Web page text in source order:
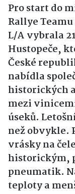
Pro start do
Rallye
L/A vybrala
Hustopeče,
České
nabídla
historických
mezi
úseků.
než obvykle.
vrásky na
historickým,
pneumatik.
teploty a